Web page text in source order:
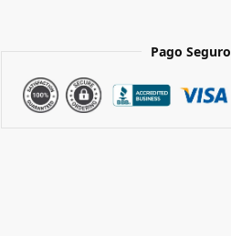
Pago Seguro